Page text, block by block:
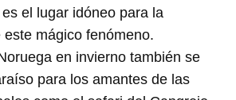
el lugar idóneo para la
mágico fenómeno.
en invierno también se
para los amantes de las